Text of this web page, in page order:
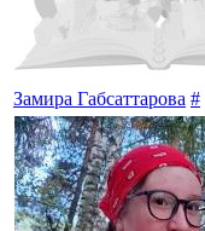
Замира Габсаттарова #